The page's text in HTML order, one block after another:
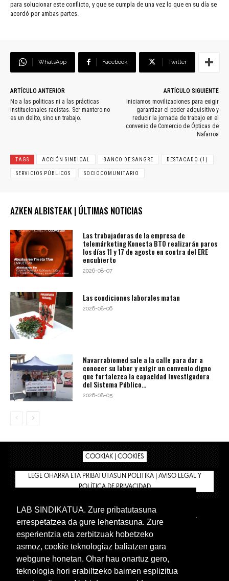
para solucionar este conflicto, y que se cumpla de una vez lo que en su día se
acordó por ambas partes.
WhatsApp Facebook Twitter
ARTÍCULO ANTERIOR
No a las politicas ni a las prácticas
institucionales racistas. Ser mantero no
es un delito, sino un trabajo.
ARTÍCULO SIGUIENTE
Iniciamos movilizaciones para exigir
garantizar el poder adquisitivo y
reducir la jornada de trabajo en el
convenio de Comercio de Ópticas de
Nafarroa
TAGS ACCIÓN SINDICAL BANCO DE SANGRE DESTACADO (1)
SERVICIOS PÚBLICOS SOCIOCOMUNITARIO
AZKEN ALBISTEAK | ÚLTIMAS NOTICIAS
Las trabajadoras de la empresa de
telemárketing Konecta BTO realizarán paros
los días 11 y 17 de agosto en contra del ERE
encubierto
2026-08-07
Las condiciones laborales matan
2026-08-06
Navarrabiomed sale a la calle para dar a
conocer su labor y exigir un convenio digno
que fortalezca la capacidad investigadora
del Sistema Público...
2026-08-05
COOKIAK | COOKIES
LEGE OHARRA ETA PRIBATUTASUN POLITIKA | AVISO LEGAL Y
POLÍTICA DE PRIVACIDAD
BIZILAN.EUS
TIENDA
INTRANET 🔑
Euskera Castellano
LAB SINDIKATUA. Zure pribatutasuna
errespetatzea da gure lehentasuna. Zure
esperientzia eta zerbitzuak hobetzeko
asmoz, cookie teknologiaz baliatzen gara
webgune honetan. Ohar hau onartuz gero,
teknologia hori erabiltzeko baimen esplizitua